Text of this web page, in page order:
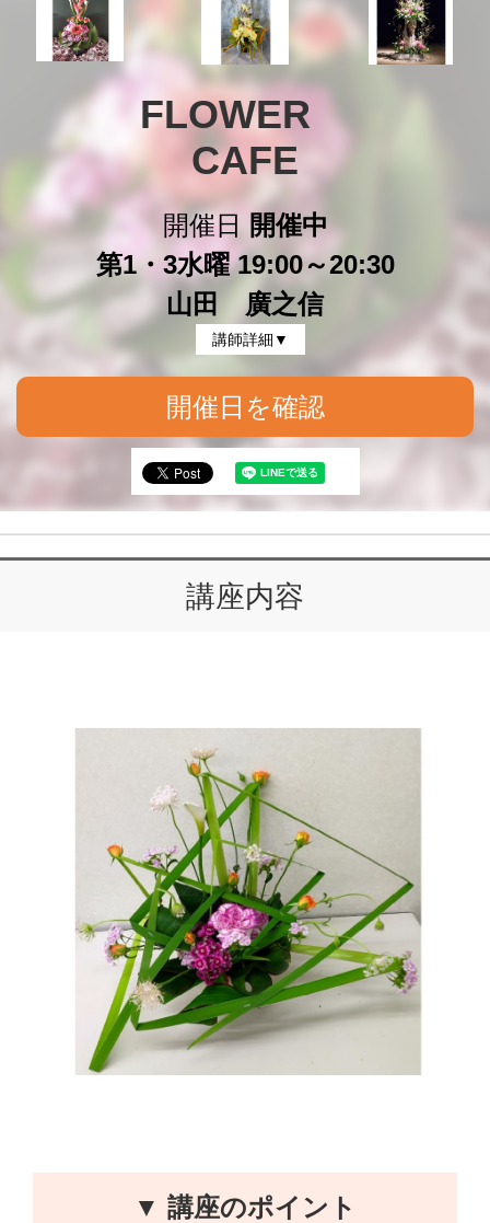
FLOWER
CAFE
開催日
開催中
第1・3水曜 19:00～20:30
山田 廣之信
講師詳細▼
開催日を確認
講座内容
▼ 講座のポイント